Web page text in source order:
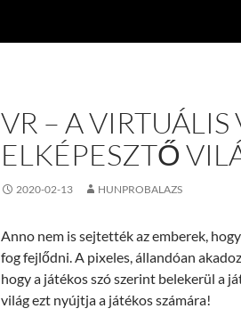
VR – A VIRTUÁLIS
ELKÉPESZTŐ
2020-02-13 HUNPROBALAZS
Anno nem is sejtették az emberek,
fog fejlődni. A pixeles, állandóan
hogy a játékos szó szerint belekerül a
világ ezt nyújtja a játékos számára!